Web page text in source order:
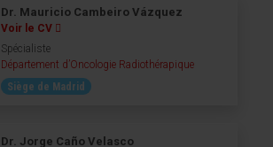
Dr. Mauricio Cambeiro Vázquez
Voir le CV
Spécialiste
Département d’Oncologie Radiothérapique
Siège de Madrid
Dr. Jorge Caño Velasco